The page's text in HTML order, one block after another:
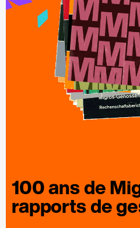
100 ans de
rapportsde